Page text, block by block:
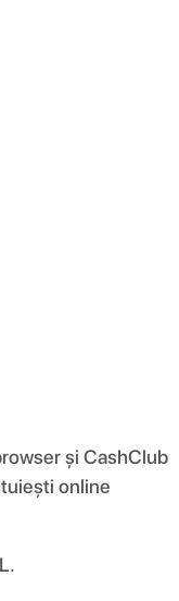
și CashClub
online